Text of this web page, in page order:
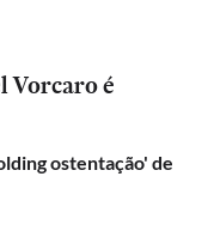
Vorcaro é
ostentação' de